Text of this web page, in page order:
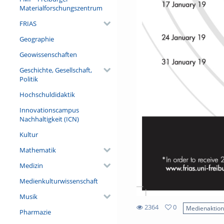
Materialforschungszentrum
FRIAS
Geographie
Geowissenschaften
Geschichte, Gesellschaft,
Politik
Hochschuldidaktik
Innovationscampus
Nachhaltigkeit (ICN)
Kultur
Mathematik
Medizin
Medienkulturwissenschaft
Musik
Pharmazie
2364
0